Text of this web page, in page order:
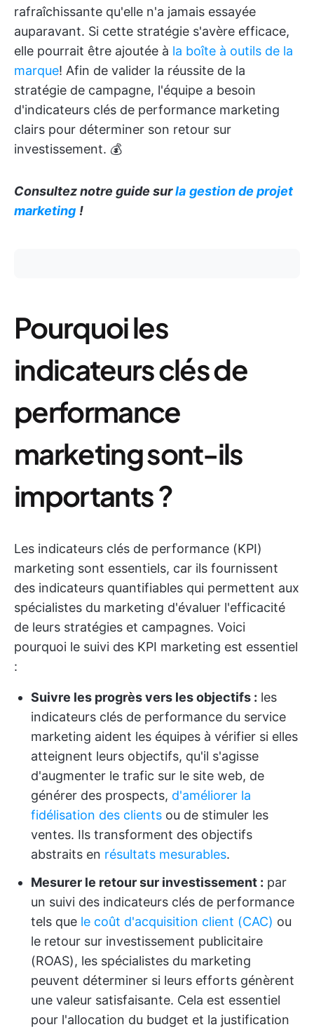
rafraîchissante qu'elle n'a jamais essayée
auparavant. Si cette stratégie s'avère efficace,
elle pourrait être ajoutée à la boîte à outils de la
marque! Afin de valider la réussite de la
stratégie de campagne, l'équipe a besoin
d'indicateurs clés de performance marketing
clairs pour déterminer son retour sur
investissement. 💰
Consultez notre guide surla gestion de projet
marketing !
Pourquoi les
indicateurs clés de
performance
marketing sont-ils
importants ?
Les indicateurs clés de performance (KPI)
marketing sont essentiels, car ils fournissent
des indicateurs quantifiables qui permettent aux
spécialistes du marketing d'évaluer l'efficacité
de leurs stratégies et campagnes. Voici
pourquoi le suivi des KPI marketing est essentiel
:
Suivre les progrès vers les objectifs : les
indicateurs clés de performance du service
marketing aident les équipes à vérifier si elles
atteignent leurs objectifs, qu'il s'agisse
d'augmenter le trafic sur le site web, de
générer des prospects, d'améliorer la
fidélisation des clients ou de stimuler les
ventes. Ils transforment des objectifs
abstraits en résultats mesurables.
Mesurer le retour sur investissement : par
un suivi des indicateurs clés de performance
tels que le coût d'acquisition client (CAC) ou
le retour sur investissement publicitaire
(ROAS), les spécialistes du marketing
peuvent déterminer si leurs efforts génèrent
une valeur satisfaisante. Cela est essentiel
pour l'allocation du budget et la justification